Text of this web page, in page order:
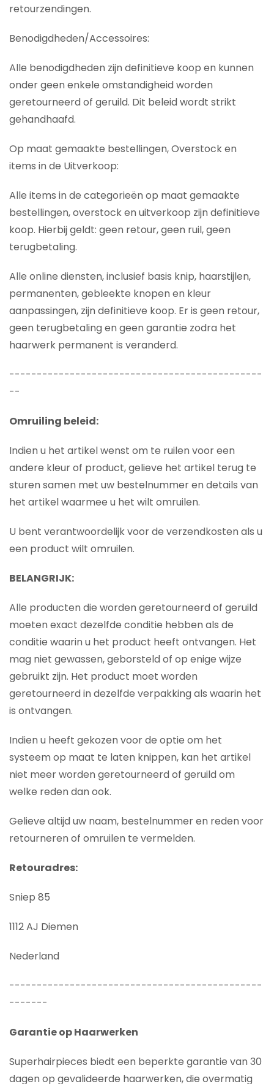
retourzendingen.
Benodigdheden/Accessoires:
Alle benodigdheden zijn definitieve koop en kunnen
onder geen enkele omstandigheid worden
geretourneerd of geruild. Dit beleid wordt strikt
gehandhaafd.
Op maat gemaakte bestellingen, Overstock en
items in de Uitverkoop:
Alle items in de categorieën op maat gemaakte
bestellingen, overstock en uitverkoop zijn definitieve
koop. Hierbij geldt: geen retour, geen ruil, geen
terugbetaling.
Alle online diensten, inclusief basis knip, haarstijlen,
permanenten, gebleekte knopen en kleur
aanpassingen, zijn definitieve koop. Er is geen retour,
geen terugbetaling en geen garantie zodra het
haarwerk permanent is veranderd.
----------------------------------------------
--
Omruiling beleid:
Indien u het artikel wenst om te ruilen voor een
andere kleur of product, gelieve het artikel terug te
sturen samen met uw bestelnummer en details van
het artikel waarmee u het wilt omruilen.
U bent verantwoordelijk voor de verzendkosten als u
een product wilt omruilen.
BELANGRIJK:
Alle producten die worden geretourneerd of geruild
moeten exact dezelfde conditie hebben als de
conditie waarin u het product heeft ontvangen. Het
mag niet gewassen, geborsteld of op enige wijze
gebruikt zijn. Het product moet worden
geretourneerd in dezelfde verpakking als waarin het
is ontvangen.
Indien u heeft gekozen voor de optie om het
systeem op maat te laten knippen, kan het artikel
niet meer worden geretourneerd of geruild om
welke reden dan ook.
Gelieve altijd uw naam, bestelnummer en reden voor
retourneren of omruilen te vermelden.
Retouradres:
Sniep 85
1112 AJ Diemen
Nederland
----------------------------------------------
-------
Garantie op Haarwerken
Superhairpieces biedt een beperkte garantie van 30
dagen op gevalideerde haarwerken, die overmatig